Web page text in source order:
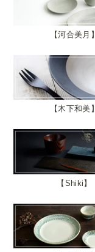
河合美月
木下和美
Shiki